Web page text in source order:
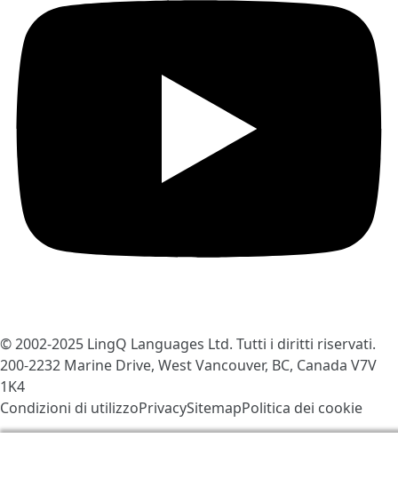
© 2002-2025 LingQ Languages Ltd. Tutti i diritti riservati.
200-2232 Marine Drive, West Vancouver, BC, Canada V7V
1K4
Condizioni di utilizzoPrivacySitemapPolitica dei cookie